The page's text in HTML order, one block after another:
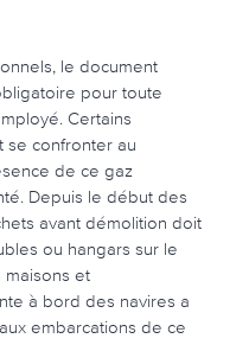
le document
pour toute
Certains
se confronter au
de ce gaz
Depuis le début des
avant démolition doit
ou hangars sur le
maisons et
à bord des navires a
embarcations de ce